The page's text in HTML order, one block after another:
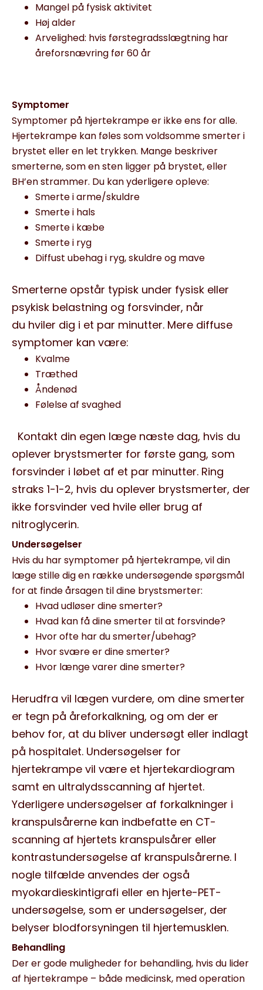
Mangel på fysisk aktivitet
Høj alder
Arvelighed: hvis førstegradsslægtning har
åreforsnævring før 60 år
Symptomer
Symptomer på hjertekrampe er ikke ens for alle.
Hjertekrampe kan føles som voldsomme smerter i
brystet eller en let trykken. Mange beskriver
smerterne, som en sten ligger på brystet, eller
BH’en strammer. Du kan yderligere opleve:
Smerte i arme/skuldre
Smerte i hals
Smerte i kæbe
Smerte i ryg
Diffust ubehag i ryg, skuldre og mave
Smerterne opstår typisk under fysisk eller
psykisk belastning og forsvinder, når
du hviler dig i et par minutter. Mere diffuse
symptomer kan være:
Kvalme
Træthed
Åndenød
Følelse af svaghed
Kontakt din egen læge næste dag, hvis du
oplever brystsmerter for første gang, som
forsvinder i løbet af et par minutter. Ring
straks 1-1-2, hvis du oplever brystsmerter, der
ikke forsvinder ved hvile eller brug af
nitroglycerin.
Undersøgelser
Hvis du har symptomer på hjertekrampe, vil din
læge stille dig en række undersøgende spørgsmål
for at finde årsagen til dine brystsmerter:
Hvad udløser dine smerter?
Hvad kan få dine smerter til at forsvinde?
Hvor ofte har du smerter/ubehag?
Hvor svære er dine smerter?
Hvor længe varer dine smerter?
Herudfra vil lægen vurdere, om dine smerter
er tegn på åreforkalkning, og om der er
behov for, at du bliver undersøgt eller indlagt
på hospitalet. Undersøgelser for
hjertekrampe vil være et hjertekardiogram
samt en ultralydsscanning af hjertet.
Yderligere undersøgelser af forkalkninger i
kranspulsårerne kan indbefatte en CT-
scanning af hjertets kranspulsårer eller
kontrastundersøgelse af kranspulsårerne. I
nogle tilfælde anvendes der også
myokardieskintigrafi eller en hjerte-PET-
undersøgelse, som er undersøgelser, der
belyser blodforsyningen til hjertemusklen.
Behandling
Der er gode muligheder for behandling, hvis du lider
af hjertekrampe – både medicinsk, med operation